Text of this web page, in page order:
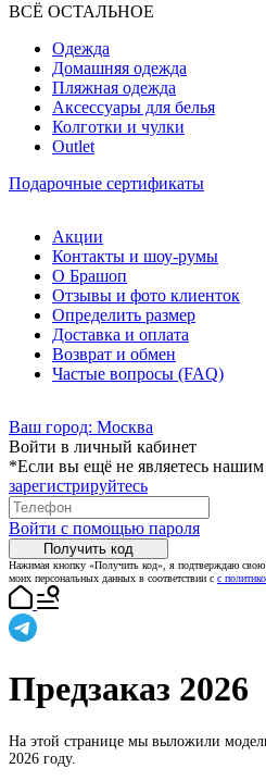
ВCЁ ОСТАЛЬНОЕ
Одежда
Домашняя одежда
Пляжная одежда
Аксессуары для белья
Колготки и чулки
Outlet
Подарочные сертификаты
Акции
Контакты и шоу-румы
О Брашоп
Отзывы и фото клиенток
Определить размер
Доставка и оплата
Возврат и обмен
Частые вопросы (FAQ)
Ваш город: Москва
Войти в личный кабинет
*Если вы ещё не являетесь
зарегистрируйтесь
Войти с помощью пароля
Получить код
Нажимая кнопку «Получить код», я подтверждаю свою
моих персональных данных в соответствии с с
Предзаказ 2026
На этой странице мы выложили
2026 году.